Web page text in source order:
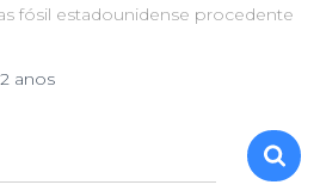
fósil estadounidense procedente
2 anos